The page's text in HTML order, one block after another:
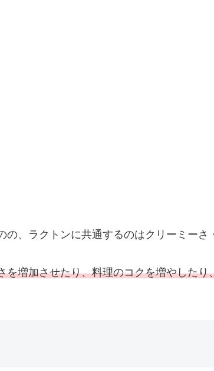
、ラクトンに共通するのはクリーミーさ
増加させたり、料理のコクを増やした